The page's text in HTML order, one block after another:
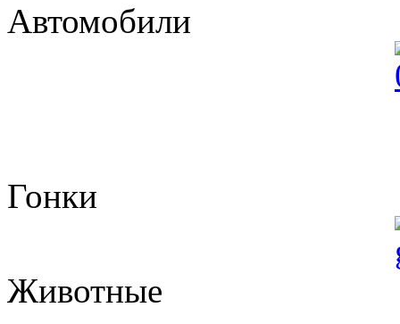
Автомобили
Гонки
Животные